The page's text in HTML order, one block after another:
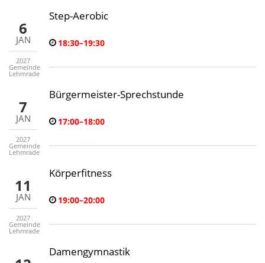
6
JAN
2027
Gemeinde
Lehmrade
Step-Aerobic
18:30–19:30
7
JAN
2027
Gemeinde
Lehmrade
Bürgermeister-Sprechstunde
17:00–18:00
11
JAN
2027
Gemeinde
Lehmrade
Körperfitness
19:00–20:00
Damengymnastik